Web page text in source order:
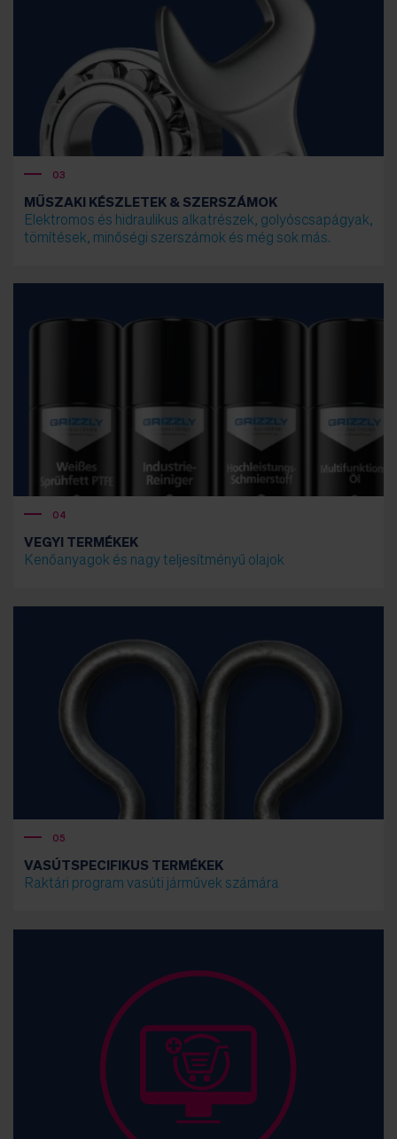
03
MŰSZAKI KÉSZLETEK & SZERSZÁMOK
Elektromos és hidraulikus alkatrészek, golyóscsapágyak,
tömítések, minőségi szerszámok és még sok más.
04
VEGYI TERMÉKEK
Kenőanyagok és nagy teljesítményű olajok
05
VASÚTSPECIFIKUS TERMÉKEK
Raktári program vasúti járművek számára